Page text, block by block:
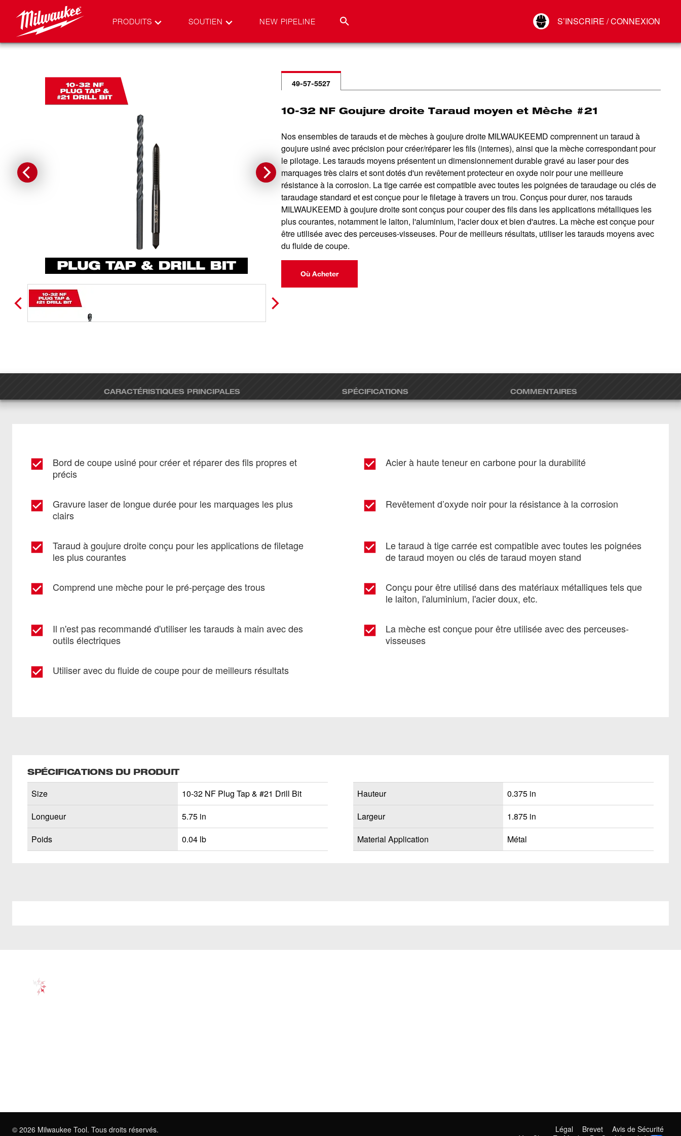
PRODUITS SOUTIEN NEW PIPELINE S’INSCRIRE / CONNEXION
Connect
49-57-5527
10-32 NF Goujure droite Taraud moyen et Mèche #21
Nos ensembles de tarauds et de mèches à goujure droite MILWAUKEEMD comprennent un taraud à
goujure usiné avec précision pour créer/réparer les fils (internes), ainsi que la mèche correspondant pour
le pilotage. Les tarauds moyens présentent un dimensionnement durable gravé au laser pour des
marquages très clairs et sont dotés d'un revêtement protecteur en oxyde noir pour une meilleure
résistance à la corrosion. La tige carrée est compatible avec toutes les poignées de taraudage ou clés de
taraudage standard et est conçue pour le filetage à travers un trou. Conçus pour durer, nos tarauds
MILWAUKEEMD à goujure droite sont conçus pour couper des fils dans les applications métalliques les
plus courantes, notamment le laiton, l'aluminium, l'acier doux et bien d'autres. La mèche est conçue pour
être utilisée avec des perceuses-visseuses. Pour de meilleurs résultats, utiliser les tarauds moyens avec
du fluide de coupe.
Où Acheter
CARACTÉRISTIQUES PRINCIPALES SPÉCIFICATIONS COMMENTAIRES
Bord de coupe usiné pour créer et réparer des fils propres et
précis
Acier à haute teneur en carbone pour la durabilité
Gravure laser de longue durée pour les marquages les plus
clairs
Revêtement d’oxyde noir pour la résistance à la corrosion
Taraud à goujure droite conçu pour les applications de filetage
les plus courantes
Le taraud à tige carrée est compatible avec toutes les poignées
de taraud moyen ou clés de taraud moyen stand
Comprend une mèche pour le pré-perçage des trous
Conçu pour être utilisé dans des matériaux métalliques tels que
le laiton, l'aluminium, l'acier doux, etc.
Il n'est pas recommandé d'utiliser les tarauds à main avec des
outils électriques
La mèche est conçue pour être utilisée avec des perceuses-
visseuses
Utiliser avec du fluide de coupe pour de meilleurs résultats
SPÉCIFICATIONS DU PRODUIT
Size
10-32 NF Plug Tap & #21 Drill Bit
Longueur
5.75 in
Poids
0.04 lb
Hauteur
0.375 in
Largeur
1.875 in
Material Application
Métal
© 2026 Milwaukee Tool. Tous droits réservés. Légal Brevet
Avis de Sécurité